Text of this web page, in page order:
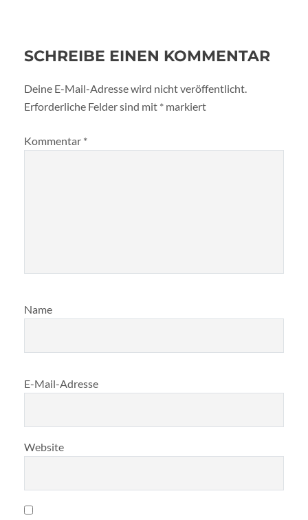
SCHREIBE EINEN KOMMENTAR
Deine E-Mail-Adresse wird nicht veröffentlicht.
Erforderliche Felder sind mit * markiert
Kommentar *
Name
E-Mail-Adresse
Website